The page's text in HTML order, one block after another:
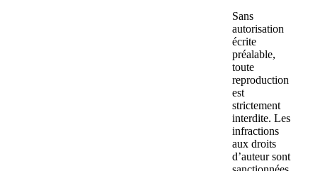
Sans
autorisation
écrite
préalable,
toute
reproduction
est
strictement
interdite. Les
infractions
aux droits
d’auteur sont